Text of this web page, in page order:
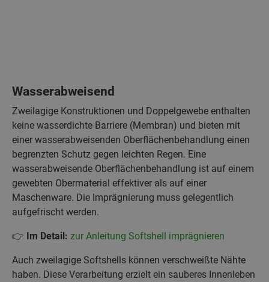
Wasserabweisend
Zweilagige Konstruktionen und Doppelgewebe enthalten
keine wasserdichte Barriere (Membran) und bieten mit
einer wasserabweisenden Oberflächenbehandlung einen
begrenzten Schutz gegen leichten Regen. Eine
wasserabweisende Oberflächenbehandlung ist auf einem
gewebten Obermaterial effektiver als auf einer
Maschenware. Die Imprägnierung muss gelegentlich
aufgefrischt werden.
👉 Im Detail: zur Anleitung Softshell imprägnieren
Auch zweilagige Softshells können verschweißte Nähte
haben. Diese Verarbeitung erzielt ein sauberes Innenleben